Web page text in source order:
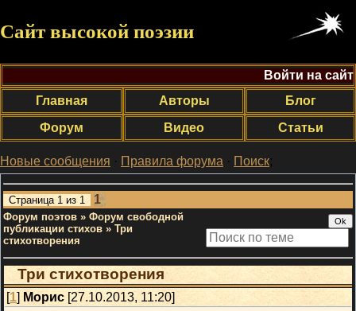
Сайт высокой поэзии
Войти на сайт
Главная
Авторы
Блог
Форум
Видео Статьи
Новые сообщения · Правила форума · Поиск;
Страница 1 из 1 1
Форум поэтов » Форум свободной
публикации стихов » Три
стихотворения
Три стихотворения
[1] Морис [27.10.2013, 11:20]